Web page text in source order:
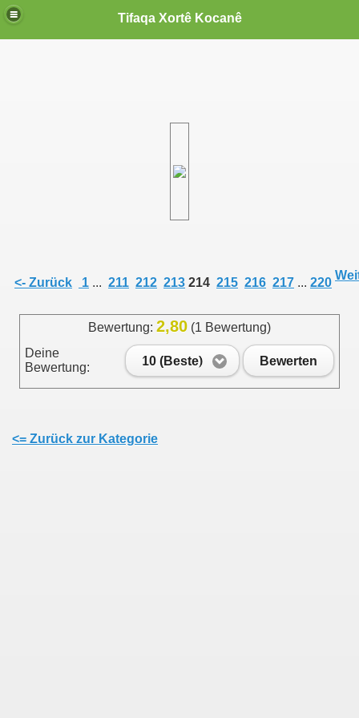
Tifaqa Xortê Kocanê
<- Zurück 1 ... 211 212 213 214 215 216 217 ... 220
Bewertung: 2,80 (1 Bewertung)
Deine
Bewertung:
10 (Beste) Bewerten
<= Zurück zur Kategorie